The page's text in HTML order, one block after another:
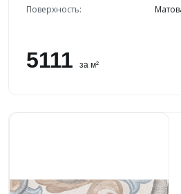
Поверхность:
5111 за м²